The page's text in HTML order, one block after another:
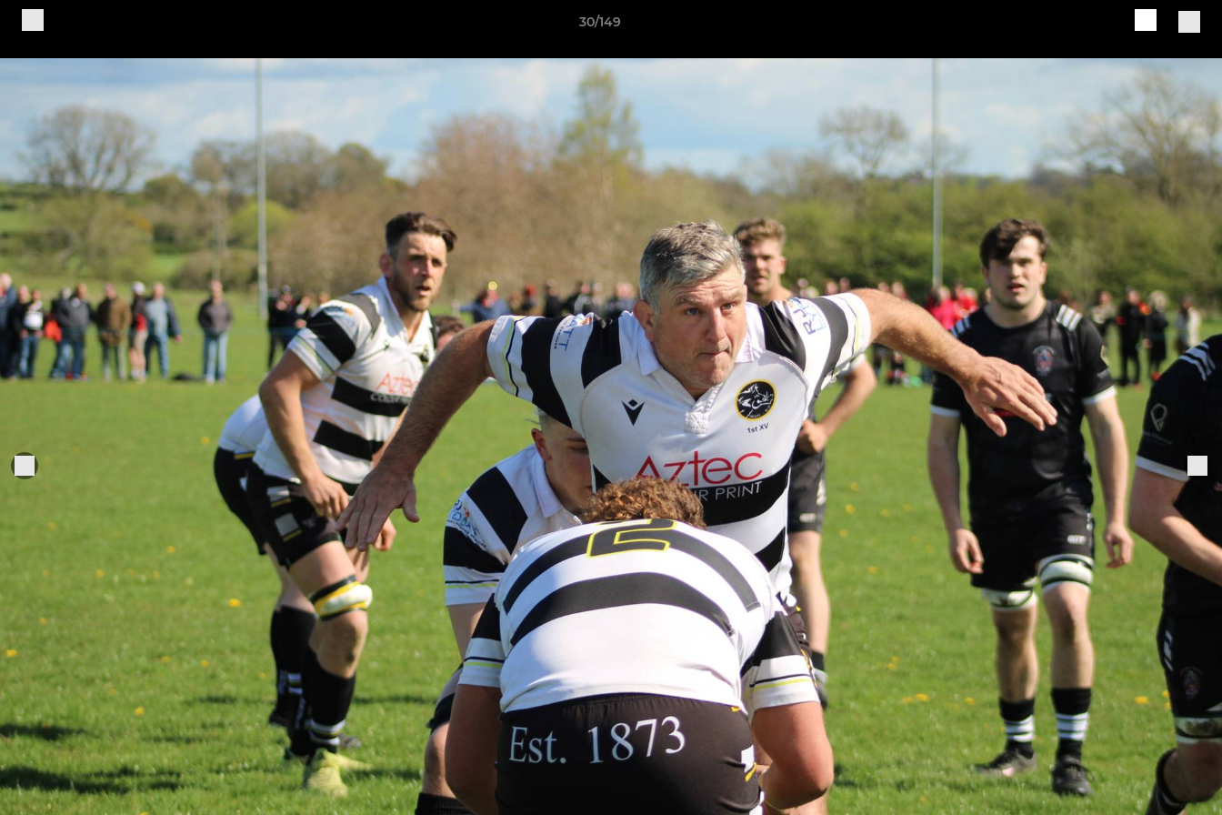
30/149